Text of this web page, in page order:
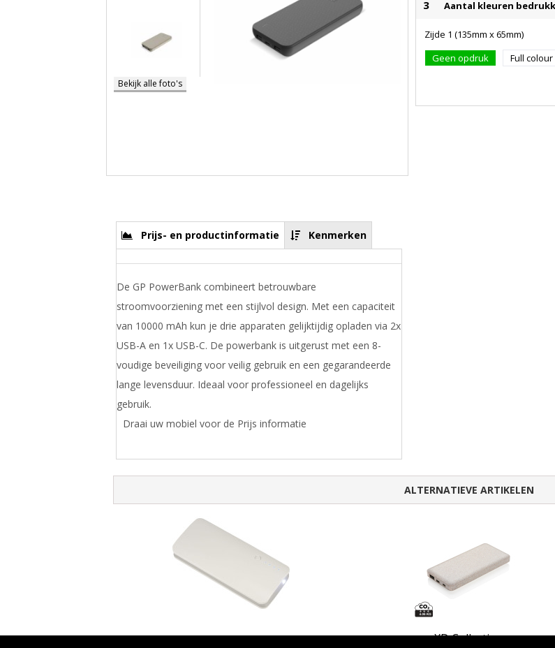
3 Aantal kleuren
Zijde 1 (135mm x 65mm)
Geen opdruk
Full colour
Bekijk alle foto's
Prijs- en productinformatie Kenmerken
De GP PowerBank combineert betrouwbare
stroomvoorziening met een stijlvol design. Met een capaciteit
van 10000 mAh kun je drie apparaten gelijktijdig opladen via 2x
USB-A en 1x USB-C. De powerbank is uitgerust met een 8-
voudige beveiliging voor veilig gebruik en een gegarandeerde
lange levensduur. Ideaal voor professioneel en dagelijks
gebruik.
Draai uw mobiel voor de Prijs informatie
ALTERNATIEVE ARTIKELEN
XD Collection